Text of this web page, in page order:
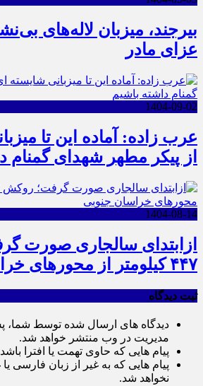
بیرجند، میزبان لاله‌های
عزای مادر
1404-09-02
عرب زاده: آماده این تا
از پیکر مطهر شهدای گمنام
1404-08-14
ازابتدای سالجاری صورت
۴۴۷ کیلومتر از محورهای خراسان جنوبی
ثبت دیدگاه
دیدگاه های ارسال شده توسط شما،
مدیریت در وب منتشر خواهد شد.
پیام هایی که حاوی تهمت یا افترا
پیام هایی که به غیر از زبان فارسی
نخواهد شد.